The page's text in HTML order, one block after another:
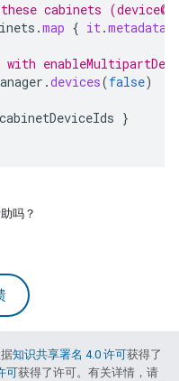
cabinets
.map { it.metadata
with
.devices(false)
cabinetDeviceIds }
吗？
知识共享署名 4.0 许可获得了
可获得了许可。有关详情，请